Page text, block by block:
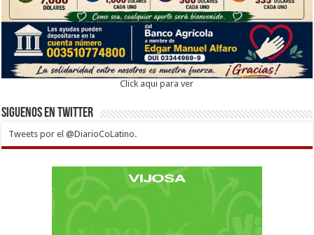
Click aqui para ver
Siguenos en twitter
Tweets por el @DiarioCoLatino.